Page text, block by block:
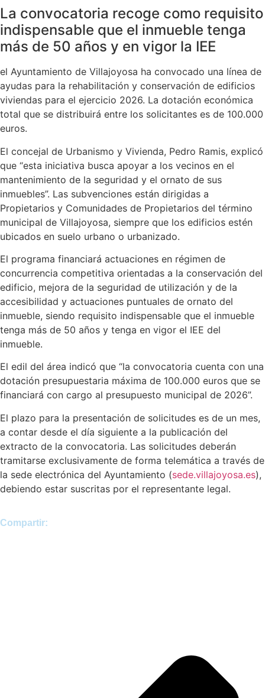
La convocatoria recoge como requisito
indispensable que el inmueble tenga
más de 50 años y en vigor la IEE
el Ayuntamiento de Villajoyosa ha convocado una línea de
ayudas para la rehabilitación y conservación de edificios
viviendas para el ejercicio 2026. La dotación económica
total que se distribuirá entre los solicitantes es de 100.000
euros.
El concejal de Urbanismo y Vivienda, Pedro Ramis, explicó
que “esta iniciativa busca apoyar a los vecinos en el
mantenimiento de la seguridad y el ornato de sus
inmuebles”. Las subvenciones están dirigidas a
Propietarios y Comunidades de Propietarios del término
municipal de Villajoyosa, siempre que los edificios estén
ubicados en suelo urbano o urbanizado.
El programa financiará actuaciones en régimen de
concurrencia competitiva orientadas a la conservación del
edificio, mejora de la seguridad de utilización y de la
accesibilidad y actuaciones puntuales de ornato del
inmueble, siendo requisito indispensable que el inmueble
tenga más de 50 años y tenga en vigor el IEE del
inmueble.
El edil del área indicó que “la convocatoria cuenta con una
dotación presupuestaria máxima de 100.000 euros que se
financiará con cargo al presupuesto municipal de 2026”.
El plazo para la presentación de solicitudes es de un mes,
a contar desde el día siguiente a la publicación del
extracto de la convocatoria. Las solicitudes deberán
tramitarse exclusivamente de forma telemática a través de
la sede electrónica del Ayuntamiento (sede.villajoyosa.es),
debiendo estar suscritas por el representante legal.
Compartir: